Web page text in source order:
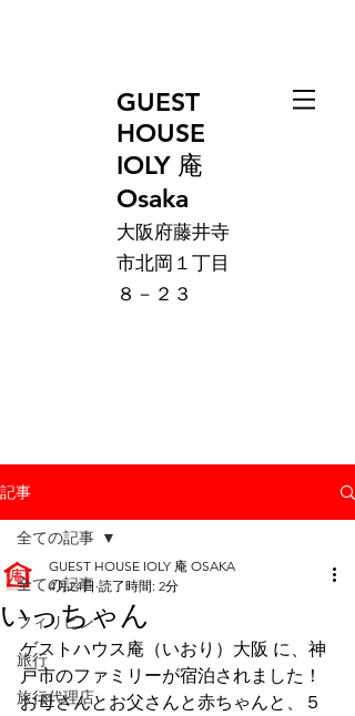
GUEST
HOUSE
IOLY 庵
Osaka
大阪府藤井寺
市北岡１丁目
８－２３
記事
全ての記事
フィリピン
旅行
旅行代理店
全ての記事
いっちゃん
GUEST HOUSE IOLY 庵 OSAKA
4月24日 読了時間: 2分
ゲストハウス庵（いおり）大阪 に、神
戸市のファミリーが宿泊されました！
お母さんとお父さんと赤ちゃんと、５